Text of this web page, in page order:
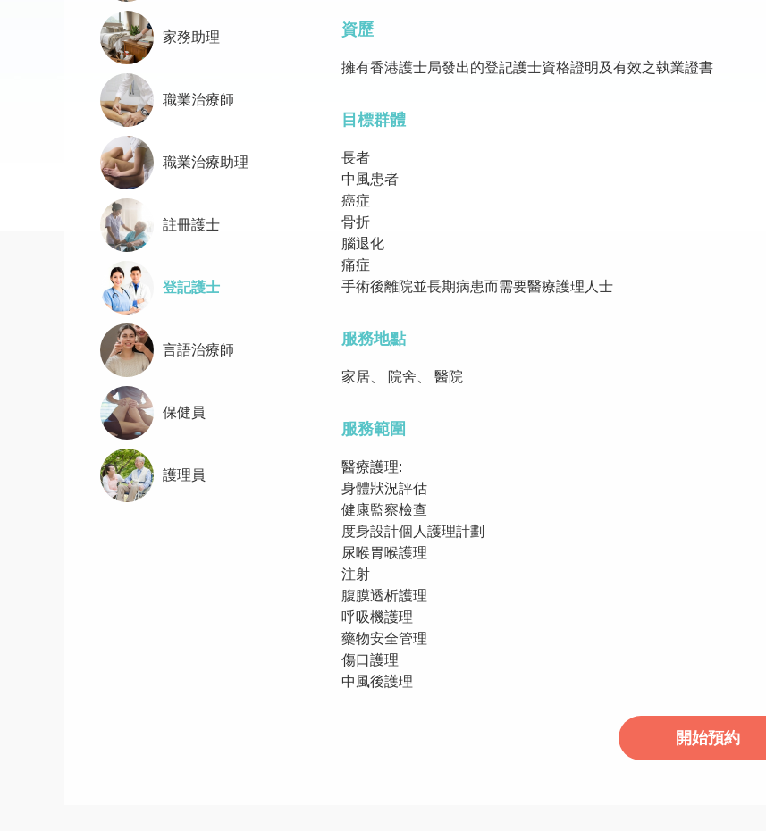
家務助理
職業治療師
職業治療助理
註冊護士
登記護士
言語治療師
保健員
護理員
資歷
擁有香港護士局發出的登記護士資格證明及有效之執業證書
目標群體
長者
中風患者
癌症
骨折
腦退化
痛症
手術後離院並長期病患而需要醫療護理人士
服務地點
家居、 院舍、 醫院
服務範圍
醫療護理:
身體狀況評估
健康監察檢查
度身設計個人護理計劃
尿喉胃喉護理
注射
腹膜透析護理
呼吸機護理
藥物安全管理
傷口護理
中風後護理
開始預約